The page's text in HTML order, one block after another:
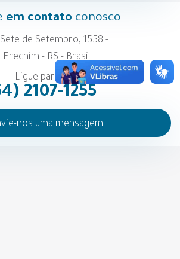
em contato conosco
de Setembro, 1558 -
Erechim - RS - Brasil
Ligue para nós
2107-1255
nos uma mensagem